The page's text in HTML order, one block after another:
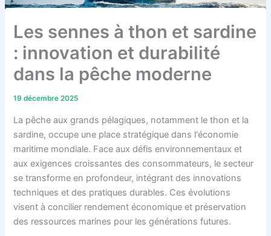
Les sennes à thon et sardine
: innovation et durabilité
dans la pêche moderne
19 décembre 2025
La pêche aux grands pélagiques, notamment le thon et la
sardine, occupe une place stratégique dans l'économie
maritime mondiale. Face aux défis environnementaux et
aux exigences croissantes des consommateurs, le secteur
se transforme en profondeur, intégrant des innovations
techniques et des pratiques durables. Ces évolutions
visent à concilier rendement économique et préservation
des ressources marines pour les générations futures.